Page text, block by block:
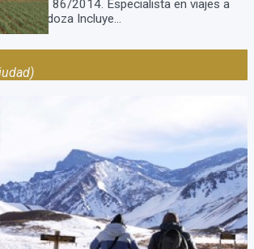
disp. 86/2014. Especialista en viajes a
a Mendoza Incluye...